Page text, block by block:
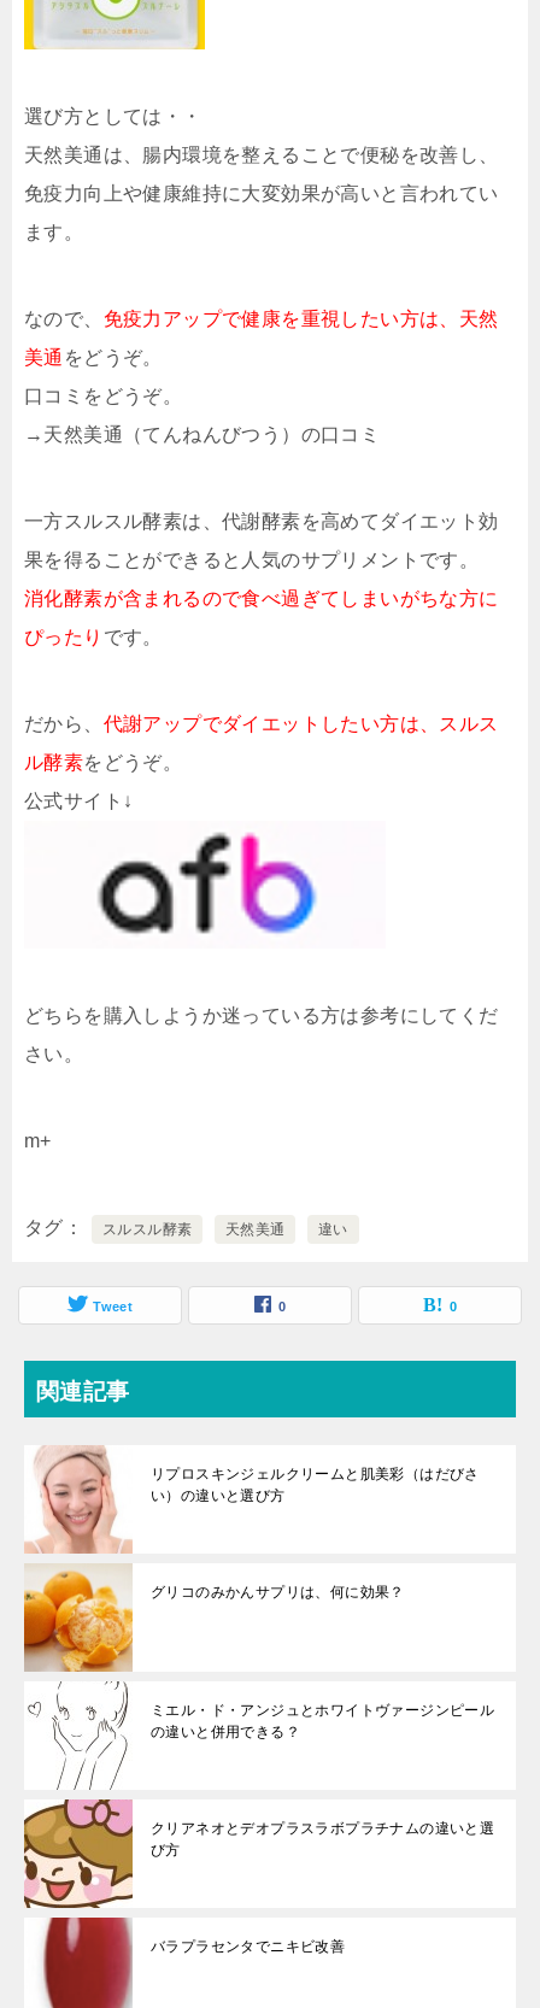
選び方としては・・
天然美通は、腸内環境を整えることで便秘を改善し、
免疫力向上や健康維持に大変効果が高いと言われてい
ます。
なので、 免疫力アップで健康を重視したい方は、天然
美通 をどうぞ。
口コミをどうぞ。
→天然美通（てんねんびつう）の口コミ
一方スルスル酵素は、代謝酵素を高めてダイエット効
果を得ることができると人気のサプリメントです。
消化酵素が含まれるので食べ過ぎてしまいがちな方に
ぴったり です。
だから、 代謝アップでダイエットしたい方は、スルス
ル酵素をどうぞ。
公式サイト↓
どちらを購入しようか迷っている方は参考にしてくだ
さい。
m+
タグ スルスル酵素 天然美通 違い
Tweet 0 0
関連記事
リプロスキンジェルクリームと肌美彩（はだびさ
い）の違いと選び方
グリコのみかんサプリは、何に効果？
ミエル・ド・アンジュとホワイトヴァージンピール
の違いと併用できる？
クリアネオとデオプラスラボプラチナムの違いと選
び方
バラプラセンタでニキビ改善